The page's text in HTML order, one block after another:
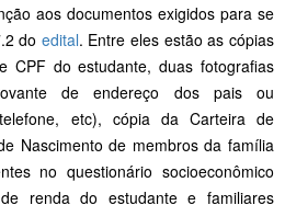
aos documentos exigidos para se
do edital. Entre eles estão as cópias
CPF do estudante, duas fotografias
de endereço dos pais ou
etc), cópia da Carteira de
Nascimento de membros da família
no questionário socioeconômico
renda do estudante e familiares